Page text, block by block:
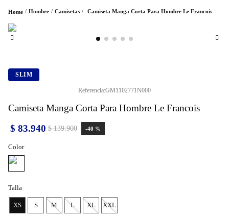
Hombre Camisetas Camiseta Manga Corta Para Hombre Le Francois
SLIM
Referencia:GM1102771N000
Camiseta Manga Corta Para Hombre Le Francois
$ 139.900
$ 83.940 -40 %
Color
Talla
XS S M L XL XXL